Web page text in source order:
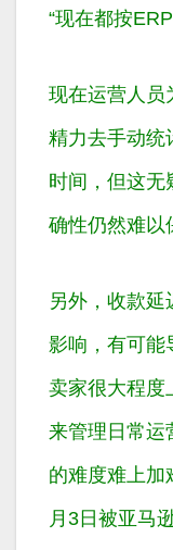
“现在都按
现在运营人员
精力去手动统
时间，但这无
确性仍然难以
另外，收款延
影响，有可能
卖家很大程度
来管理日常运
的难度难上加
月3日被亚马